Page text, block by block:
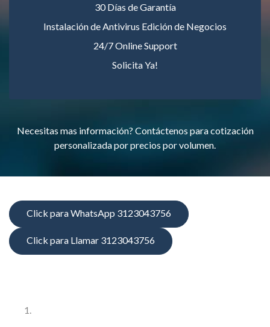
30 Días de Garantía
Instalación de Antivirus Edición de Negocios
24/7 Online Support
Solicita Ya!
Necesitas mas información? Contáctenos para cotización
personalizada por precios por volumen.
Click para WhatsApp 3123043756
Click para Llamar 3123043756